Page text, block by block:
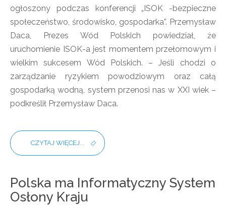
ogłoszony podczas konferencji „ISOK -bezpieczne
społeczeństwo, środowisko, gospodarka”. Przemysław
Daca, Prezes Wód Polskich powiedział, że
uruchomienie ISOK-a jest momentem przełomowym i
wielkim sukcesem Wód Polskich. ­– Jeśli chodzi o
zarządzanie ryzykiem powodziowym oraz całą
gospodarką wodną, system przenosi nas w XXI wiek –
podkreślił Przemysław Daca.
CZYTAJ WIĘCEJ...
Polska ma Informatyczny System
Osłony Kraju